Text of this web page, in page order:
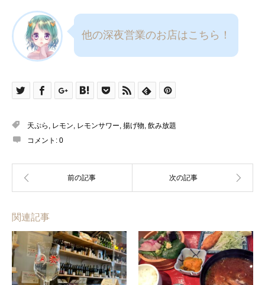
他の深夜営業のお店はこちら！
天ぷら , レモン, レモンサワー, 揚げ物, 飲み放題
コメント: 0
関連記事